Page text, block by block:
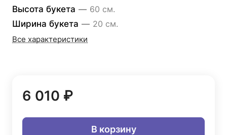
Высота букета — 60 см.
Ширина букета — 20 см.
Все характеристики
6 010 ₽
В корзину